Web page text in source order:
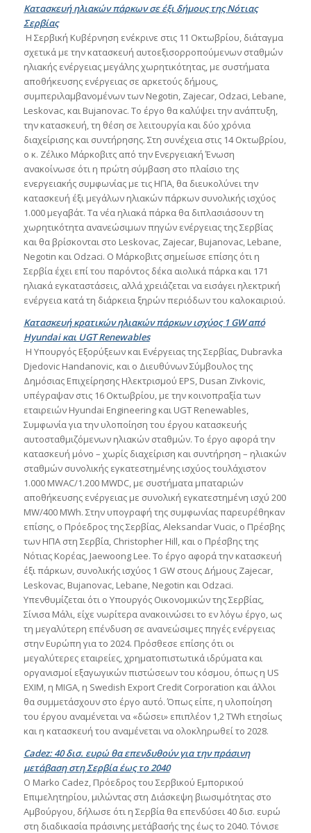
Κατασκευή ηλιακών πάρκων σε έξι δήμους της Νότιας
Σερβίας
Η Σερβική Κυβέρνηση ενέκρινε στις 11 Οκτωβρίου, διάταγμα
σχετικά με την κατασκευή αυτοεξισορροπούμενων σταθμών
ηλιακής ενέργειας μεγάλης χωρητικότητας, με συστήματα
αποθήκευσης ενέργειας σε αρκετούς δήμους,
συμπεριλαμβανομένων των Negotin, Zajecar, Odzaci, Lebane,
Leskovac, και Bujanovac. Το έργο θα καλύψει την ανάπτυξη,
την κατασκευή, τη θέση σε λειτουργία και δύο χρόνια
διαχείρισης και συντήρησης. Στη συνέχεια στις 14 Οκτωβρίου,
ο κ. Ζέλικο Μάρκοβιτς από την Ενεργειακή Ένωση
ανακοίνωσε ότι η πρώτη σύμβαση στο πλαίσιο της
ενεργειακής συμφωνίας με τις ΗΠΑ, θα διευκολύνει την
κατασκευή έξι μεγάλων ηλιακών πάρκων συνολικής ισχύος
1.000 μεγαβάτ. Τα νέα ηλιακά πάρκα θα διπλασιάσουν τη
χωρητικότητα ανανεώσιμων πηγών ενέργειας της Σερβίας
και θα βρίσκονται στο Leskovac, Zajecar, Bujanovac, Lebane,
Negotin και Odzaci. Ο Μάρκοβιτς σημείωσε επίσης ότι η
Σερβία έχει επί του παρόντος δέκα αιολικά πάρκα και 171
ηλιακά εγκαταστάσεις, αλλά χρειάζεται να εισάγει ηλεκτρική
ενέργεια κατά τη διάρκεια ξηρών περιόδων του καλοκαιριού.
Kατασκευή κρατικών ηλιακών πάρκων ισχύος 1 GW από
Hyundai και UGT Renewables
Η Yπουργός Εξoρύξεων και Ενέργειας της Σερβίας, Dubravka
Djedovic Handanovic, και ο Διευθύνων Σύμβουλος της
Δημόσιας Επιχείρησης Ηλεκτρισμού EPS, Dusan Zivkovic,
υπέγραψαν στις 16 Οκτωβρίου, με την κοινοπραξία των
εταιρειών Hyundai Engineering και UGT Renewables,
Συμφωνία για την υλοποίηση του έργου κατασκευής
αυτοσταθμιζόμενων ηλιακών σταθμών. Το έργο αφορά την
κατασκευή μόνο – χωρίς διαχείριση και συντήρηση – ηλιακών
σταθμών συνολικής εγκατεστημένης ισχύος τουλάχιστον
1.000 MWAC/1.200 MWDC, με συστήματα μπαταριών
αποθήκευσης ενέργειας με συνολική εγκατεστημένη ισχύ 200
MW/400 MWh. Στην υπογραφή της συμφωνίας παρευρέθηκαν
επίσης, ο Πρόεδρος της Σερβίας, Aleksandar Vucic, ο Πρέσβης
των ΗΠΑ στη Σερβία, Christopher Hill, και ο Πρέσβης της
Νότιας Κορέας, Jaewoong Lee. Το έργο αφορά την κατασκευή
έξι πάρκων, συνολικής ισχύος 1 GW στους Δήμους Zajecar,
Leskovac, Bujanovac, Lebane, Negotin και Odzaci.
Υπενθυμίζεται ότι ο Υπουργός Οικονομικών της Σερβίας,
Σίνισα Μάλι, είχε νωρίτερα ανακοινώσει το εν λόγω έργο, ως
τη μεγαλύτερη επένδυση σε ανανεώσιμες πηγές ενέργειας
στην Ευρώπη για το 2024. Πρόσθεσε επίσης ότι οι
μεγαλύτερες εταιρείες, χρηματοπιστωτικά ιδρύματα και
οργανισμοί εξαγωγικών πιστώσεων του κόσμου, όπως η US
EXIM, η MIGA, η Swedish Export Credit Corporation και άλλοι
θα συμμετάσχουν στο έργο αυτό. Όπως είπε, η υλοποίηση
του έργου αναμένεται να «δώσει» επιπλέον 1,2 TWh ετησίως
και η κατασκευή του αναμένεται να ολοκληρωθεί το 2028.
Cadez: 40 δισ. ευρώ θα επενδυθούν για την πράσινη
μετάβαση στη Σερβία έως το 2040
Ο Marko Cadez, Πρόεδρος του Σερβικού Εμπορικού
Επιμελητηρίου, μιλώντας στη Διάσκεψη βιωσιμότητας στο
Αμβούργου, δήλωσε ότι η Σερβία θα επενδύσει 40 δισ. ευρώ
στη διαδικασία πράσινης μετάβασής της έως το 2040. Τόνισε